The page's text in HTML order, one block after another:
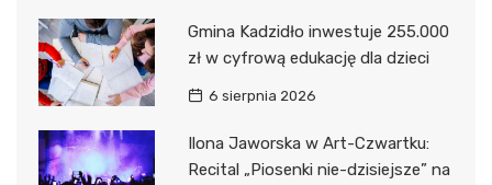
Gmina Kadzidło inwestuje 255.000
zł w cyfrową edukację dla dzieci
6 sierpnia 2026
Ilona Jaworska w Art-Czwartku:
Recital „Piosenki nie-dzisiejsze” na